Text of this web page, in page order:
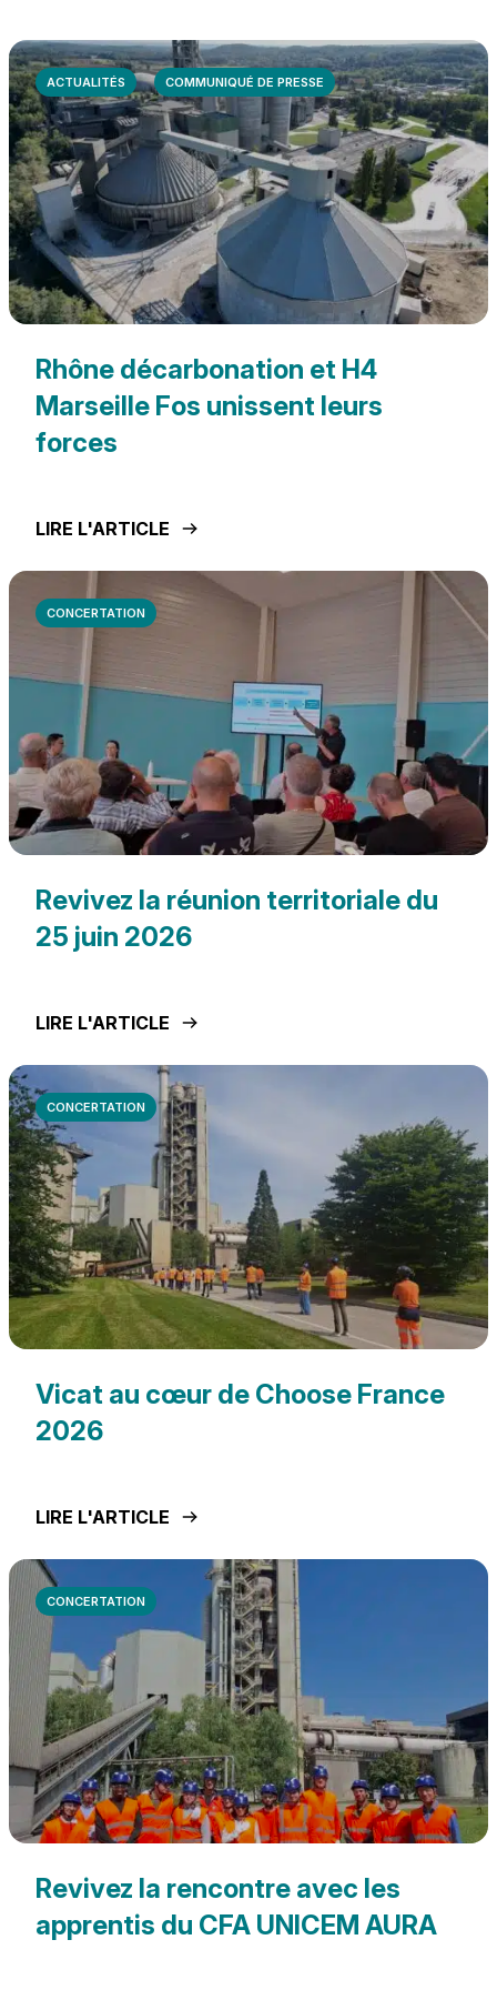
ACTUALITÉS COMMUNIQUÉ DE PRESSE
Rhône décarbonation et H4
Marseille Fos unissent leurs
forces
LIRE L'ARTICLE
CONCERTATION
Revivez la réunion territoriale du
25 juin 2026
LIRE L'ARTICLE
CONCERTATION
Vicat au cœur de Choose France
2026
LIRE L'ARTICLE
CONCERTATION
Revivez la rencontre avec les
apprentis du CFA UNICEM AURA